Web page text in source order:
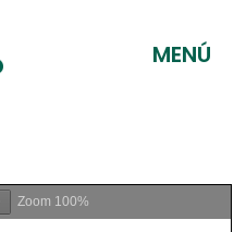
MENÚ
Zoom 100%